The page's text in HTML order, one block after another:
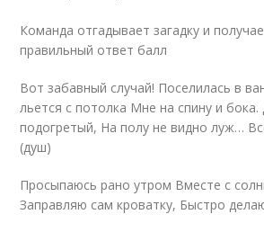
Команда отгадывает загадку и
правильный ответ балл
Вот забавный случай! Поселилась в
льется с потолка Мне на спину и
подогретый, На полу не видно луж…
(душ)
Просыпаюсь рано утром Вместе с
Заправляю сам кроватку, Быстро